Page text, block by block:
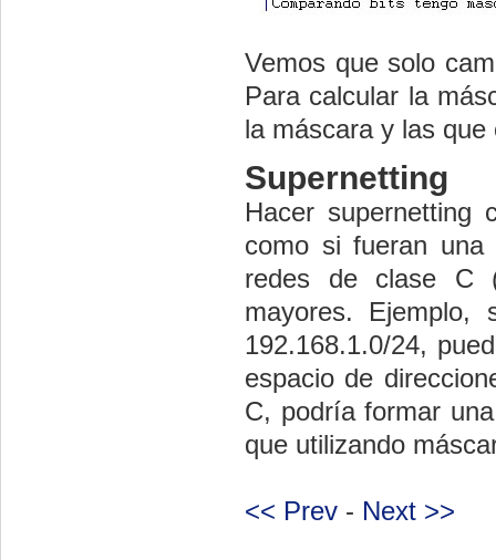
Vemos que solo
Para calcular la
la máscara y las
Supernetting
Hacer supernetting
como si fueran una
redes de clase C
mayores. Ejemplo,
192.168.1.0/24,
espacio de
C, podría formar
que utilizando
<< Prev - Next >>